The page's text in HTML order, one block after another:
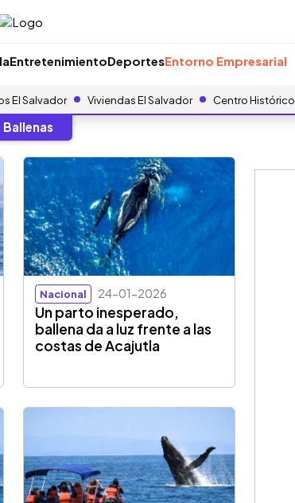
EntretenimientoDeportesEntorno Empresarial
El Salvador Viviendas El Salvador Centro Histórico
Ballenas
Nacional 24-01-2026
Un parto inesperado,
ballena da a luz frente a las
costas de Acajutla